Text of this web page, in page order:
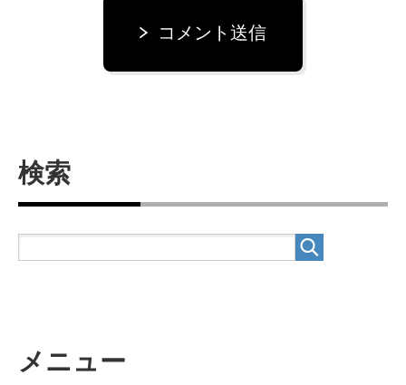
コメント送信
検索
メニュー